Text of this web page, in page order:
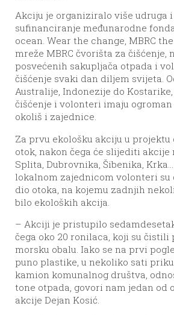
Akciju je organiziralo više udruga
sufinanciranje međunarodne
ocean. Wear the change, MBRC
mreže MBRC čvorišta za čišćenje,
posvećenih sakupljača otpada i
čišćenje svaki dan diljem svijeta.
Australije, Indonezije do
čišćenje i volonteri imaju
okoliš i zajednice.
Za prvu ekološku akciju u projektu
otok, nakon čega će slijediti akcije
Splita, Dubrovnika, Šibenika,
lokalnom zajednicom volonteri su
dio otoka, na kojemu zadnjih
bilo ekoloških akcija.
– Akciji je pristupilo
čega oko 20 ronilaca, koji su čistili
morsku obalu. Iako se na prvi
puno plastike, u nekoliko sati
kamion komunalnog društva,
tone otpada, govori nam jedan od
akcije Dejan Kosić.